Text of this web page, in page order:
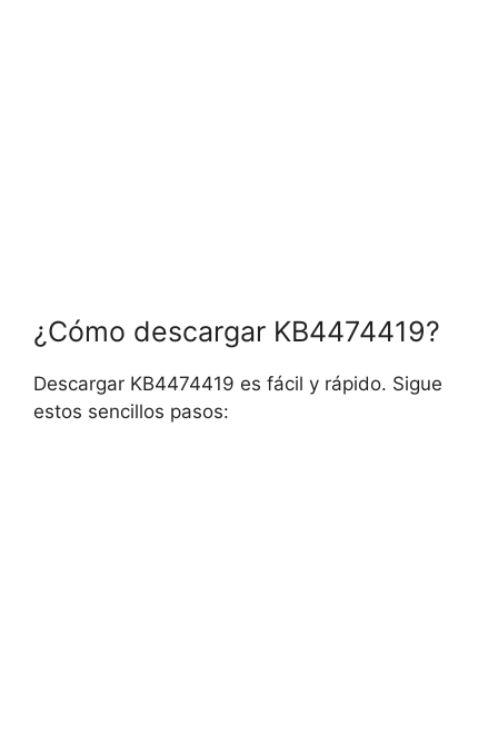
¿Cómo descargar KB4474419?
Descargar KB4474419 es fácil y rápido. Sigue
estos sencillos pasos: